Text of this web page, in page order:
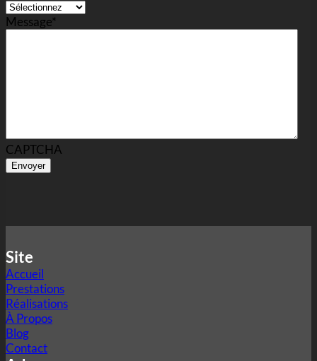
Message*
CAPTCHA
Site
Accueil
Prestations
Réalisations
À Propos
Blog
Contact